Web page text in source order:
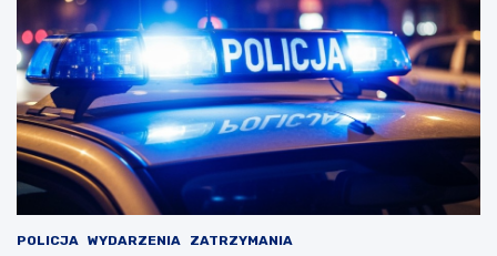
POLICJA WYDARZENIA ZATRZYMANIA